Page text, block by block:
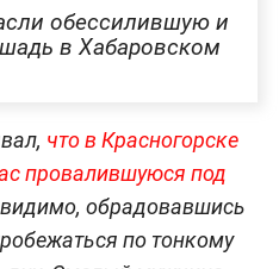
обессилившую и
в Хабаровском
что в Красногорске
провалившуюся под
обрадовавшись
по тонкому